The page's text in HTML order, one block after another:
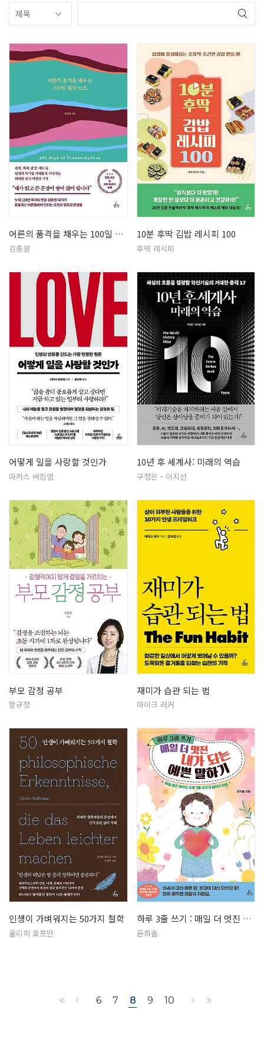
어른의 품격을 채우는 100일 필사 …
김종원
10분 후딱 김밥 레시피 100
후딱 레시피
어떻게 일을 사랑할 것인가
마커스 버킹엄
10년 후 세계사: 미래의 역습
구정은‧이지선
부모 감정 공부
함규정
재미가 습관 되는 법
마이크 러커
인생이 가벼워지는 50가지 철학
울리히 호프만
하루 3줄 쓰기 : 매일 더 멋진 내…
윤희솔
6 7 8 9 10